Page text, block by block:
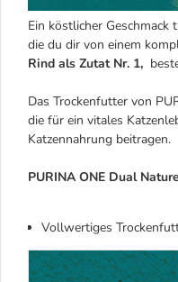
Ein köstlicher
die du dir von einem
Rind als Zutat Nr. 1,
Das Trockenfutter von
die für ein vitales
Katzennahrung beitragen.
PURINA ONE Dual
Vollwertiges